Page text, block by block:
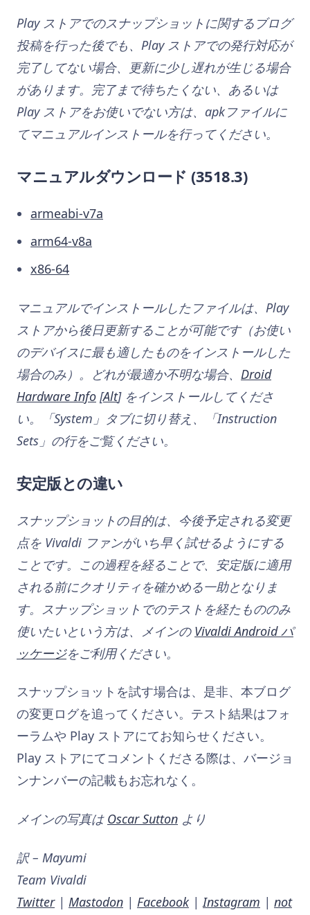
Play ストアでのスナップショットに関するブログ
投稿を行った後でも、Play ストアでの発行対応が
完了してない場合、更新に少し遅れが生じる場合
があります。完了まで待ちたくない、あるいは
Play ストアをお使いでない方は、apkファイルに
てマニュアルインストールを行ってください。
マニュアルダウンロード (3518.3)
armeabi-v7a
arm64-v8a
x86-64
マニュアルでインストールしたファイルは、Play
ストアから後日更新することが可能です（お使い
のデバイスに最も適したものをインストールした
場合のみ）。どれが最適か不明な場合、 Droid
Hardware Info [Alt] をインストールしてくださ
い。「System」タブに切り替え、「Instruction
Sets」の行をご覧ください。
安定版との違い
スナップショットの目的は、今後予定される変更
点を Vivaldi ファンがいち早く試せるようにする
ことです。この過程を経ることで、安定版に適用
される前にクオリティを確かめる一助となりま
す。スナップショットでのテストを経たもののみ
使いたいという方は、メインの Vivaldi Android パ
ッケージをご利用ください。
スナップショットを試す場合は、是非、本ブログ
の変更ログを追ってください。テスト結果はフォ
ーラムや Play ストアにてお知らせください。
Play ストアにてコメントくださる際は、バージョ
ンナンバーの記載もお忘れなく。
メインの写真は Oscar Sutton より
訳 – Mayumi
Team Vivaldi
Twitter| Mastodon | Facebook |Instagram | not